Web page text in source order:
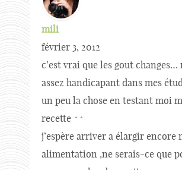
mili
février 3, 2012
c’est vrai que les gout changes…
assez handicapant dans mes
un peu la chose en testant moi
recette ^^
j’espère arriver a élargir encore
alimentation ,ne serais-ce que